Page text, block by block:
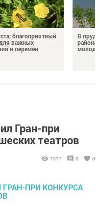
благоприятный
важных
и перемен
В
района
Гран-при
театров
1917 0 0